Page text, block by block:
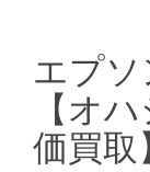
エプ
【オ
価買取】